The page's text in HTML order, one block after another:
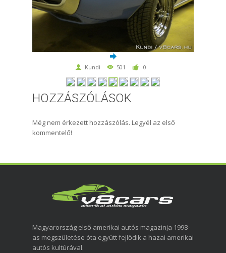
Kundi 501 0
HOZZÁSZÓLÁSOK
Még nem érkezett hozzászólás. Legyél az első
kommentelő!
Magyarország első amerikai autós magazinja 1998-
as megszületése óta együtt fejlődik a hazai amerikai
autós kultúrával.